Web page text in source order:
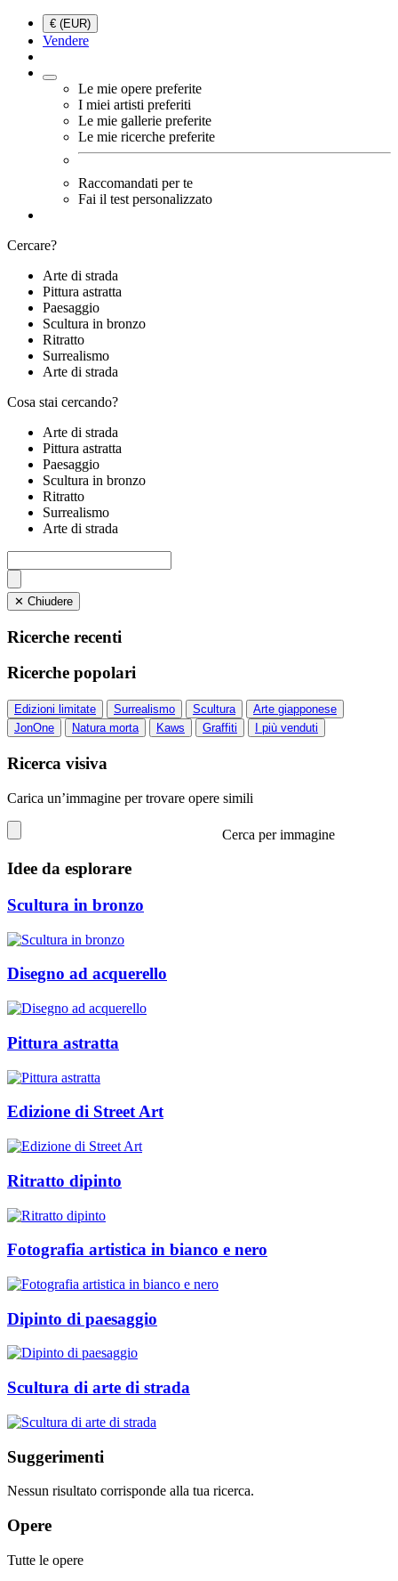
€ (EUR)
Vendere
Le mie opere preferite
I miei artisti preferiti
Le mie gallerie preferite
Le mie ricerche preferite
Raccomandati per te
Fai il test personalizzato
Cercare?
Arte di strada
Pittura astratta
Paesaggio
Scultura in bronzo
Ritratto
Surrealismo
Arte di strada
Cosa stai cercando?
Arte di strada
Pittura astratta
Paesaggio
Scultura in bronzo
Ritratto
Surrealismo
Arte di strada
✕ Chiudere
Ricerche recenti
Ricerche popolari
Edizioni limitate Surrealismo Scultura
Arte giapponese
JonOne
Natura morta Kaws Graffiti I più venduti
Ricerca visiva
Carica un’immagine per trovare opere simili
Cerca per immagine
Idee da esplorare
Scultura in bronzo
Disegno ad acquerello
Pittura astratta
Edizione di Street Art
Ritratto dipinto
Fotografia artistica in bianco e nero
Dipinto di paesaggio
Scultura di arte di strada
Suggerimenti
Nessun risultato corrisponde alla tua ricerca.
Opere
Tutte le opere